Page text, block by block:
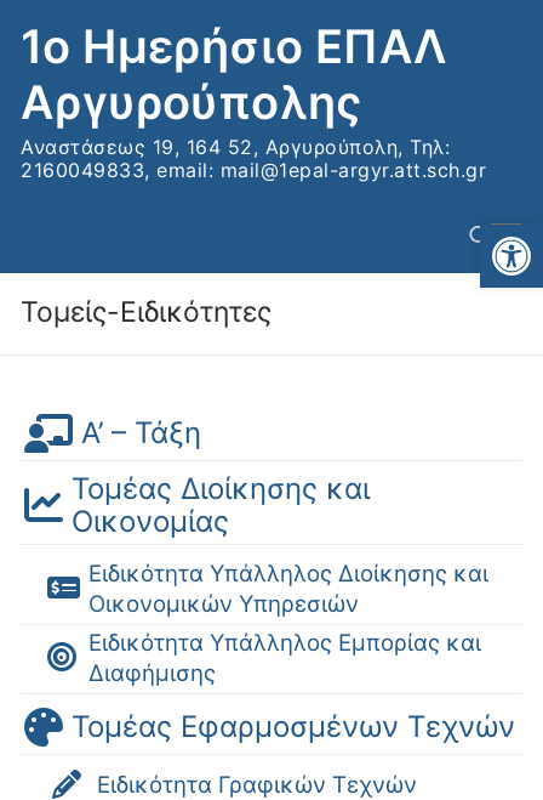
στο
περιεχόμενο
1ο Ημερήσιο ΕΠΑΛ
Αργυρούπολης
Αναστάσεως 19, 164 52, Αργυρούπολη, Τηλ:
2160049833, email: mail@1epal-argyr.att.sch.gr
Τομείς-Ειδικότητες
Α’ – Τάξη
Τομέας Διοίκησης και
Οικονομίας
Ειδικότητα Υπάλληλος Διοίκησης και
Οικονομικών Υπηρεσιών
Ειδικότητα Υπάλληλος Εμπορίας και
Διαφήμισης
Τομέας Εφαρμοσμένων Τεχνών
Ειδικότητα Γραφικών Τεχνών